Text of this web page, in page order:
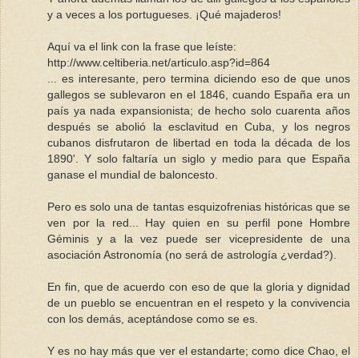
y a veces a los portugueses. ¡Qué majaderos!
Aquí va el link con la frase que leíste:
http://www.celtiberia.net/articulo.asp?id=864
... es interesante, pero termina diciendo eso de que unos
gallegos se sublevaron en el 1846, cuando España era un
país ya nada expansionista; de hecho solo cuarenta años
después se abolió la esclavitud en Cuba, y los negros
cubanos disfrutaron de libertad en toda la década de los
1890'. Y solo faltaría un siglo y medio para que España
ganase el mundial de baloncesto.
Pero es solo una de tantas esquizofrenias históricas que se
ven por la red... Hay quien en su perfil pone Hombre
Géminis y a la vez puede ser vicepresidente de una
asociación Astronomía (no será de astrología ¿verdad?).
En fin, que de acuerdo con eso de que la gloria y dignidad
de un pueblo se encuentran en el respeto y la convivencia
con los demás, aceptándose como se es.
Y es no hay más que ver el estandarte; como dice Chao, el